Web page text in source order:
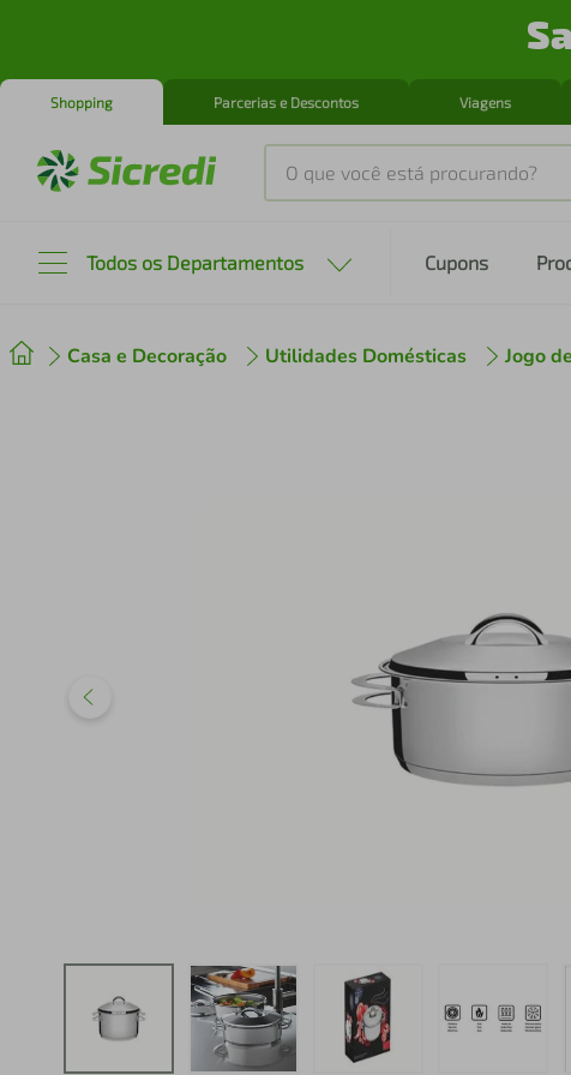
Shopping Parcerias e Descontos Viagens
O que você está procurando?
Todos os Departamentos Cupons
Casa e Decoração Utilidades Domésticas Jogo
º cafeteira